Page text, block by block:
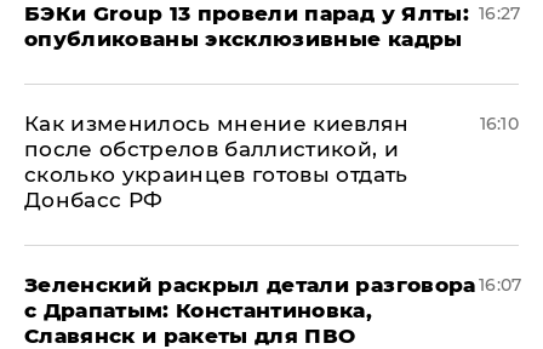
​БЭКи Group 13 провели парад у Ялты:
опубликованы эксклюзивные кадры
16:27
Как изменилось мнение киевлян
после обстрелов баллистикой, и
сколько украинцев готовы отдать
Донбасс РФ
16:10
​Зеленский раскрыл детали разговора
с Драпатым: Константиновка,
Славянск и ракеты для ПВО
16:07